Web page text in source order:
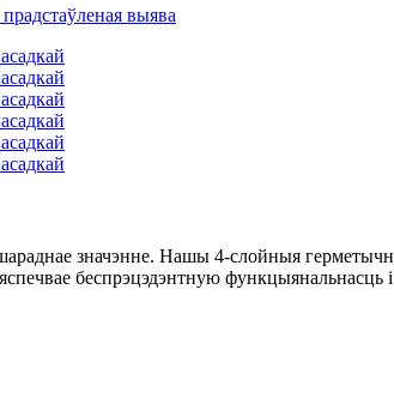
значэнне. Нашы 4-слойныя
беспрэцэдэнтную функцыянальнасць